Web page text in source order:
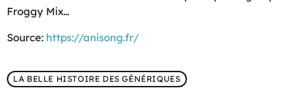
Froggy Mix…
Source: https://anisong.fr/
LA BELLE HISTOIRE DES GÉNÉRIQUES